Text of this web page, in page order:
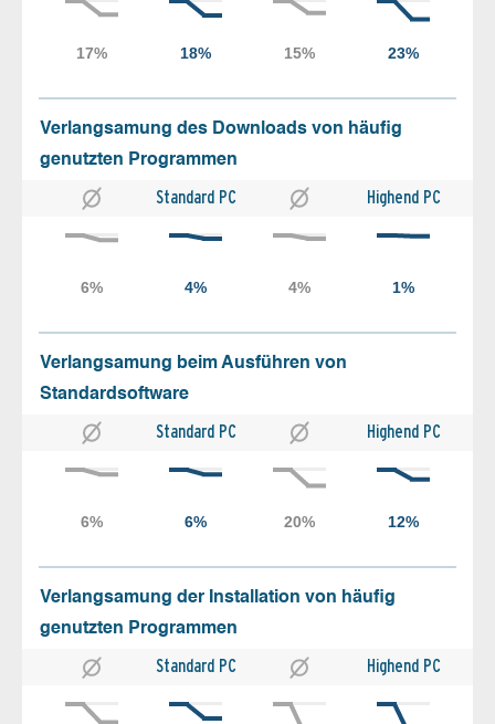
Verlangsamung des Downloads von häufig
genutzten Programmen
Standard PC Highend PC
Verlangsamung beim Ausführen von
Standardsoftware
Standard PC Highend PC
Verlangsamung der Installation von häufig
genutzten Programmen
Standard PC Highend PC